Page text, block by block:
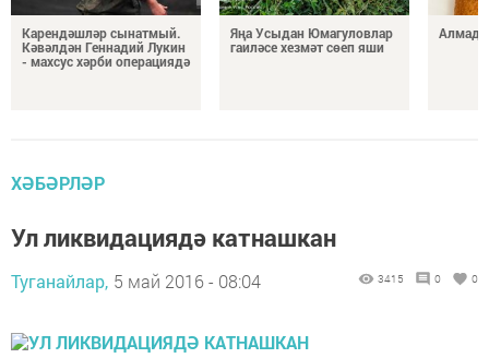
Карендәшләр сынатмый.
Кәвәлдән Геннадий Лукин
- махсус хәрби операциядә
Яңа Усыдан Юмагуловлар
гаиләсе хезмәт сөеп яши
ХӘБӘРЛӘР
Ул ликвидациядә катнашкан
Туганайлар, 5 май 2016 - 08:04 3415 0 0